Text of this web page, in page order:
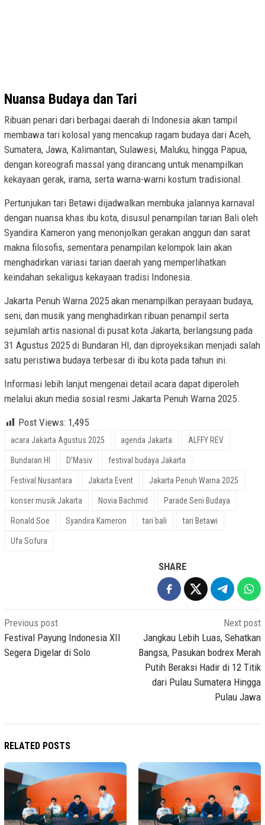
Nuansa Budaya dan Tari
Ribuan penari dari berbagai daerah di Indonesia akan tampil
membawa tari kolosal yang mencakup ragam budaya dari Aceh,
Sumatera, Jawa, Kalimantan, Sulawesi, Maluku, hingga Papua,
dengan koreografi massal yang dirancang untuk menampilkan
kekayaan gerak, irama, serta warna-warni kostum tradisional.
Pertunjukan tari Betawi dijadwalkan membuka jalannya karnaval
dengan nuansa khas ibu kota, disusul penampilan tarian Bali oleh
Syandira Kameron yang menonjolkan gerakan anggun dan sarat
makna filosofis, sementara penampilan kelompok lain akan
menghadirkan variasi tarian daerah yang memperlihatkan
keindahan sekaligus kekayaan tradisi Indonesia.
Jakarta Penuh Warna 2025 akan menampilkan perayaan budaya,
seni, dan musik yang menghadirkan ribuan penampil serta
sejumlah artis nasional di pusat kota Jakarta, berlangsung pada
31 Agustus 2025 di Bundaran HI, dan diproyeksikan menjadi salah
satu peristiwa budaya terbesar di ibu kota pada tahun ini.
Informasi lebih lanjut mengenai detail acara dapat diperoleh
melalui akun media sosial resmi Jakarta Penuh Warna 2025.
Post Views: 1,495
acara Jakarta Agustus 2025 agenda Jakarta ALFFY REV
Bundaran HI D’Masiv festival budaya Jakarta
Festival Nusantara Jakarta Event Jakarta Penuh Warna 2025
konser musik Jakarta Novia Bachmid Parade Seni Budaya
Ronald Soe Syandira Kameron tari bali tari Betawi
Ufa Sofura
SHARE
Post
navigation
Previous post
Festival Payung Indonesia XII
Segera Digelar di Solo
Next post
Jangkau Lebih Luas, Sehatkan
Bangsa, Pasukan bodrex Merah
Putih Beraksi Hadir di 12 Titik
dari Pulau Sumatera Hingga
Pulau Jawa
RELATED POSTS